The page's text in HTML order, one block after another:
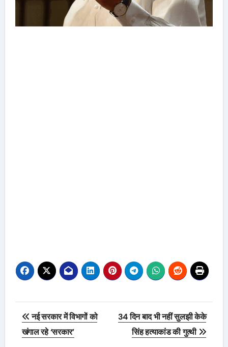
Post
navigation
नई सरकार में विभागों को
खंगाल रहे ‘सरकार’
34 दिन बाद भी नहीं सुलझी केके
सिंह हत्याकांड की गुत्थी